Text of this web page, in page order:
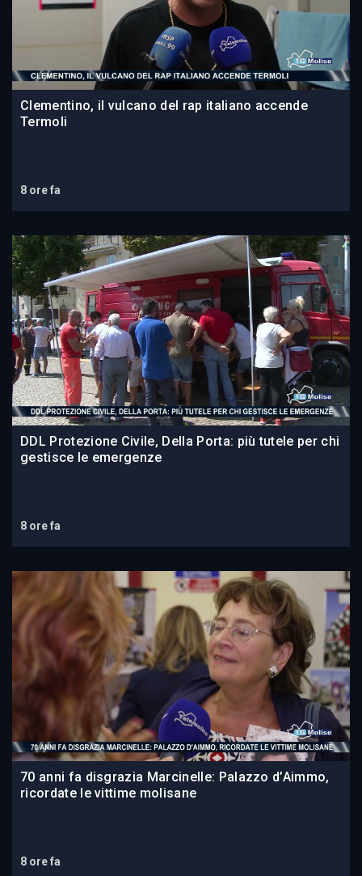
Clementino, il vulcano del rap italiano accende
Termoli
8 ore fa
DDL Protezione Civile, Della Porta: più tutele per chi
gestisce le emergenze
8 ore fa
70 anni fa disgrazia Marcinelle: Palazzo d’Aimmo,
ricordate le vittime molisane
8 ore fa